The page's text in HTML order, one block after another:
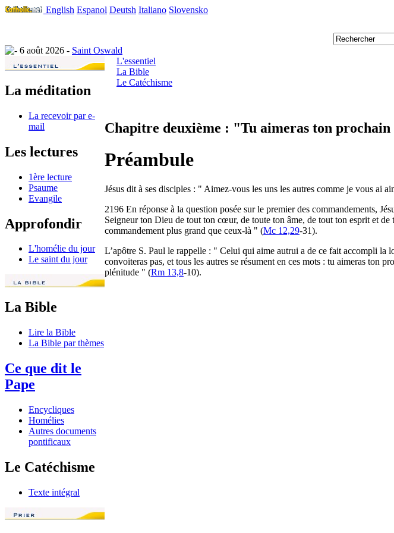
English Espanol Deutsh Italiano Slovensko
6 août 2026 - Saint Oswald
La méditation
La recevoir par e-
mail
Les lectures
1ère lecture
Psaume
Evangile
Approfondir
L'homélie du jour
Le saint du jour
La Bible
Lire la Bible
La Bible par thèmes
Ce que dit le
Pape
Encycliques
Homélies
Autres documents
pontificaux
Le Catéchisme
Texte intégral
L'essentiel
La Bible
Le Catéchisme
Chapitre deuxième : "Tu aimeras ton
Préambule
Jésus dit à ses disciples : " Aimez-vous les uns les autres comme je vous ai
2196 En réponse à la question posée sur le premier des commandements,
Seigneur ton Dieu de tout ton cœur, de toute ton âme, de tout ton esprit et
commandement plus grand que ceux-là " (Mc 12,29-31).
L’apôtre S. Paul le rappelle : " Celui qui aime autrui a de ce fait accompli la
convoiteras pas, et tous les autres se résument en ces mots : tu aimeras ton
plénitude " (Rm 13,8-10).